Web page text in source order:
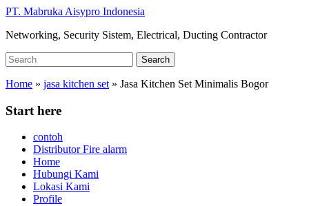
Skip
main
PT. Mabruka Aisypro Indonesia
Networking, Security Sistem, Electrical, Ducting Contractor
Search
for:
Search
Home » jasa kitchen set » Jasa Kitchen Set Minimalis Bogor
Start here
contoh
Distributor Fire alarm
Home
Hubungi Kami
Lokasi Kami
Profile